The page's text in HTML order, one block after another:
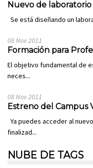
Nuevo de
Se está diseñando un
08 Nov 2011
Formación para
El objetivo fundamental de
neces...
08 Nov 2011
Estreno del Campus
Ya puedes acceder al
finalizad...
NUBE DE TAGS